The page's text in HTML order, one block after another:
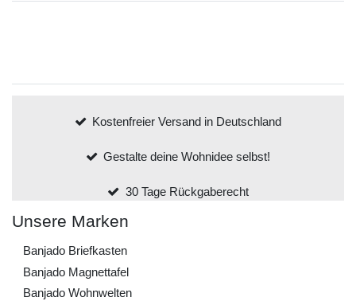
Kostenfreier Versand in Deutschland
Gestalte deine Wohnidee selbst!
30 Tage Rückgaberecht
Unsere Marken
Banjado Briefkasten
Banjado Magnettafel
Banjado Wohnwelten